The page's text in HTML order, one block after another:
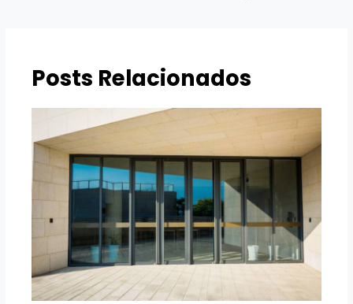
Posts Relacionados